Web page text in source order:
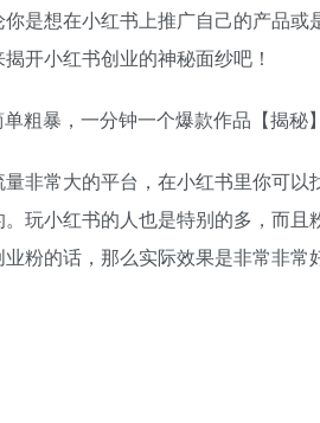
是想在小红书上推广自己的产品
开小红书创业的神秘面纱吧！
非常大的平台，在小红书里你可
玩小红书的人也是特别的多，而
粉的话，那么实际效果是非常非常